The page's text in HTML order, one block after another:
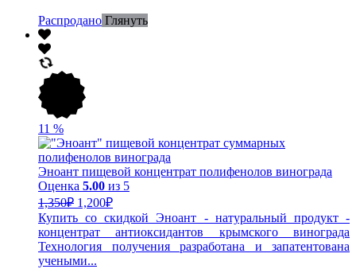
Распродано Глянуть
11 %
Эноант пищевой концентрат полифенолов винограда
Оценка 5.00 из 5
1,350₽ 1,200₽
Купить со скидкой Эноант - натуральный продукт -
концентрат антиоксидантов крымского винограда
Технология получения разработана и запатентована
учеными...